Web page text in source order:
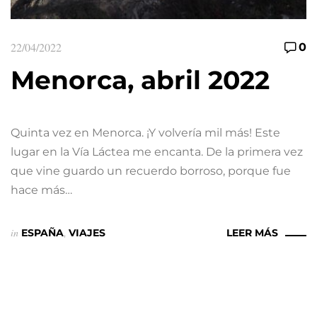
22/04/2022 0
Menorca, abril 2022
Quinta vez en Menorca. ¡Y volvería mil más! Este
lugar en la Vía Láctea me encanta. De la primera vez
que vine guardo un recuerdo borroso, porque fue
hace más…
in ESPAÑA, VIAJES LEER MÁS